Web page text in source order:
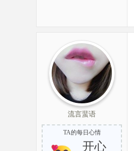
流言蜚语
TA的每日心情
开心